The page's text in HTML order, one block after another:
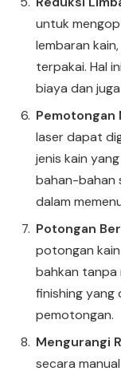
untuk
lembaran
terpakai. Hal
biaya dan
Pemotongan
laser dapat
jenis kain
bahan-bahan
dalam
Potongan
potongan
bahkan tanpa
finishing yang
pemotongan.
Mengurangi
secara